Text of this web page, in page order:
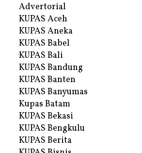
Advertorial
KUPAS Aceh
KUPAS Aneka
KUPAS Babel
KUPAS Bali
KUPAS Bandung
KUPAS Banten
KUPAS Banyumas
Kupas Batam
KUPAS Bekasi
KUPAS Bengkulu
KUPAS Berita